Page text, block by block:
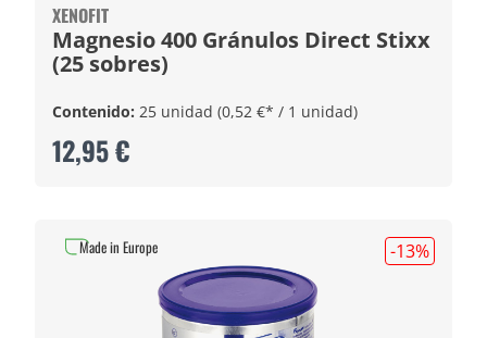
XENOFIT
Magnesio 400 Gránulos Direct Stixx
(25 sobres)
Contenido: 25 unidad (0,52 €* / 1 unidad)
12,95 €
-13%
Made in Europe